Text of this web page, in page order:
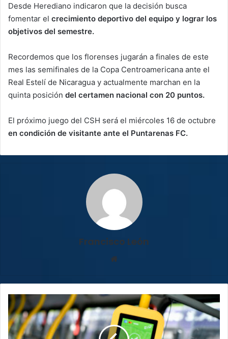
Desde Herediano indicaron que la decisión busca
fomentar el crecimiento deportivo del equipo y lograr los
objetivos del semestre.
Recordemos que los florenses jugarán a finales de este
mes las semifinales de la Copa Centroamericana ante el
Real Estelí de Nicaragua y actualmente marchan en la
quinta posición del certamen nacional con 20 puntos.
El próximo juego del CSH será el miércoles 16 de octubre
en condición de visitante ante el Puntarenas FC.
Francisco León
Buses
de
Aserrí,
Alajuelita